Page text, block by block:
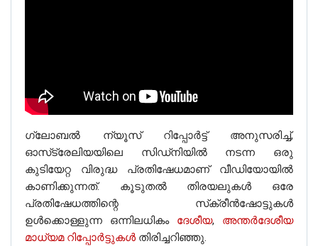
ഗ്ലോബൽ ന്യൂസ് റിപ്പോർട്ട് അനുസരിച്ച്,
ഓസ്‌ട്രേലിയയിലെ സിഡ്‌നിയിൽ നടന്ന ഒരു
കുടിയേറ്റ വിരുദ്ധ പ്രതിഷേധമാണ് വീഡിയോയിൽ
കാണിക്കുന്നത്. കൂടുതൽ തിരയലുകൾ ഒരേ
പ്രതിഷേധത്തിന്റെ സ്‌ക്രീൻഷോട്ടുകൾ
ഉൾക്കൊള്ളുന്ന ഒന്നിലധികം ദേശീയ, അന്തർദേശീയ
മാധ്യമ റിപ്പോർട്ടുകൾ തിരിച്ചറിഞ്ഞു.